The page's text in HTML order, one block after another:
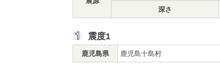
深さ
震度1
鹿児島県 鹿児島十島村